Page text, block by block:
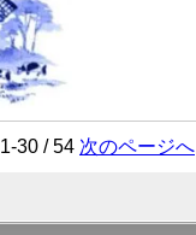
1-30 / 54 次のページへ